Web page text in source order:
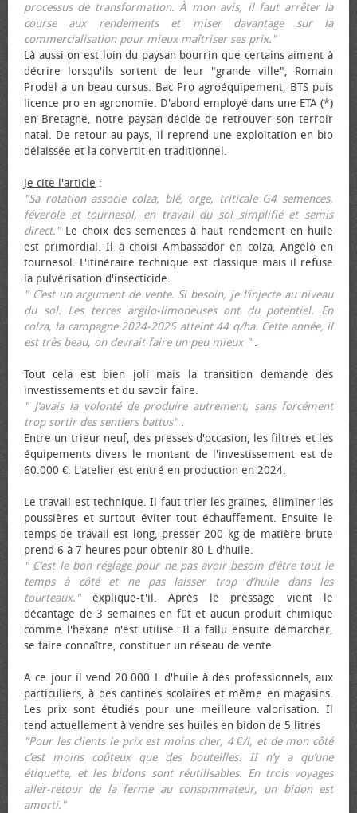
processus de transformation. À mon avis, il faut arrêter la
course aux rendements et miser davantage sur la
commercialisation pour mieux maîtriser ses prix."
Là aussi on est loin du paysan bourrin que certains aiment à
décrire lorsqu'ils sortent de leur "grande ville", Romain
Prodel a un beau cursus. Bac Pro agroéquipement, BTS puis
licence pro en agronomie. D'abord employé dans une ETA (*)
en Bretagne, notre paysan décide de retrouver son terroir
natal. De retour au pays, il reprend une exploitation en bio
délaissée et la convertit en traditionnel.
Je cite l'article :
"Sa rotation associe colza, blé, orge, triticale G4 semences,
féverole et tournesol, en travail du sol simplifié et semis
direct."Le choix des semences à haut rendement en huile
est primordial. Il a choisi Ambassador en colza, Angelo en
tournesol. L'itinéraire technique est classique mais il refuse
la pulvérisation d'insecticide.
" C’est un argument de vente. Si besoin, je l’injecte au niveau
du sol. Les terres argilo-limoneuses ont du potentiel. En
colza, la campagne 2024-2025 atteint 44 q/ha. Cette année, il
est très beau, on devrait faire un peu mieux ".
Tout cela est bien joli mais la transition demande des
investissements et du savoir faire.
" J’avais la volonté de produire autrement, sans forcément
trop sortir des sentiers battus".
Entre un trieur neuf, des presses d'occasion, les filtres et les
équipements divers le montant de l'investissement est de
60.000 €. L'atelier est entré en production en 2024.
Le travail est technique. Il faut trier les graines, éliminer les
poussières et surtout éviter tout échauffement. Ensuite le
temps de travail est long, presser 200 kg de matière brute
prend 6 à 7 heures pour obtenir 80 L d'huile.
" C’est le bon réglage pour ne pas avoir besoin d’être tout le
temps à côté et ne pas laisser trop d’huile dans les
tourteaux."explique-t'il. Après le pressage vient le
décantage de 3 semaines en fût et aucun produit chimique
comme l'hexane n'est utilisé. Il a fallu ensuite démarcher,
se faire connaître, constituer un réseau de vente.
A ce jour il vend 20.000 L d'huile à des professionnels, aux
particuliers, à des cantines scolaires et même en magasins.
Les prix sont étudiés pour une meilleure valorisation. Il
tend actuellement à vendre ses huiles en bidon de 5 litres
"Pour les clients le prix est moins cher, 4 €/l, et de mon côté
c’est moins coûteux que des bouteilles. II n’y a qu’une
étiquette, et les bidons sont réutilisables. En trois voyages
aller-retour de la ferme au consommateur, un bidon est
amorti."